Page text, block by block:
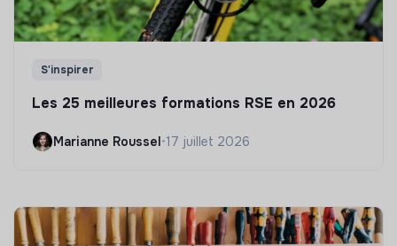
S'inspirer
Les 25 meilleures formations RSE en 2026
Marianne Roussel•17 juillet 2026